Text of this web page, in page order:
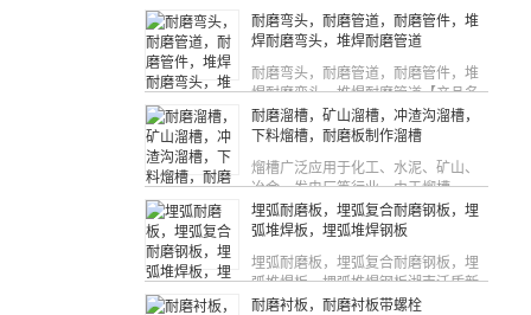
耐磨弯头，耐磨管道，耐磨管件，堆
焊耐磨弯头，堆焊耐磨管道
耐磨弯头，耐磨管道，耐磨管件，堆
焊耐磨弯头，堆焊耐磨管道【产品名
称
耐磨溜槽，矿山溜槽，冲渣沟溜槽，
下料熘槽，耐磨板制作溜槽
熘槽广泛应用于化工、水泥、矿山、
冶金、发电厂等行业，由于熘槽
埋弧耐磨板，埋弧复合耐磨钢板，埋
弧堆焊板，埋弧堆焊钢板
埋弧耐磨板，埋弧复合耐磨钢板，埋
弧堆焊板，埋弧堆焊钢板湖南沃盾新
耐磨衬板，耐磨衬板带螺栓